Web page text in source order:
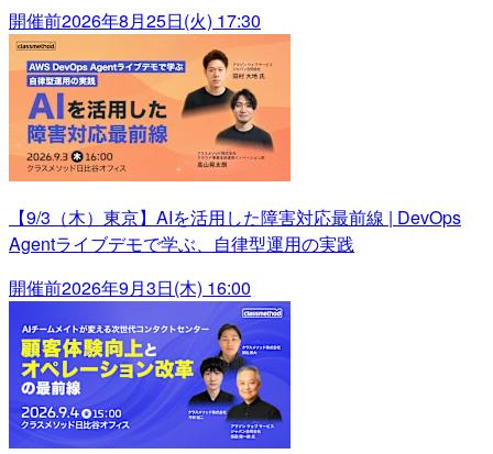
開催前2026年8月25日(火) 17:30
【9/3（木）東京】AIを活用した障害対応最前線 | DevOps
Agentライブデモで学ぶ、自律型運用の実践
開催前2026年9月3日(木) 16:00